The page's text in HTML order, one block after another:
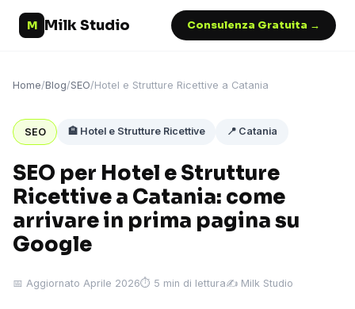
M Milk Studio Consulenza Gratuita →
Home/Blog/SEO/Hotel e Strutture Ricettive a Catania
SEO 🏨 Hotel e Strutture Ricettive 📍 Catania
SEO per Hotel e Strutture
Ricettive a Catania: come
arrivare in prima pagina su
Google
📅 Aggiornato Aprile 2026⏱ 5 min di lettura✍️ Milk Studio